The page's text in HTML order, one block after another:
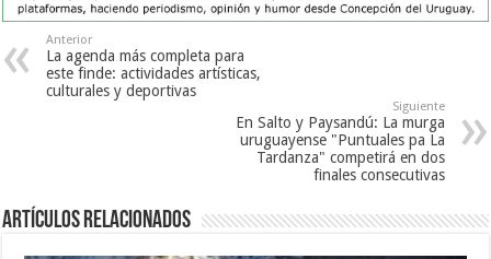
Anterior
La agenda más completa para
este finde: actividades artísticas,
culturales y deportivas
Siguiente
En Salto y Paysandú: La murga
uruguayense "Puntuales pa La
Tardanza" competirá en dos
finales consecutivas
Artículos Relacionados